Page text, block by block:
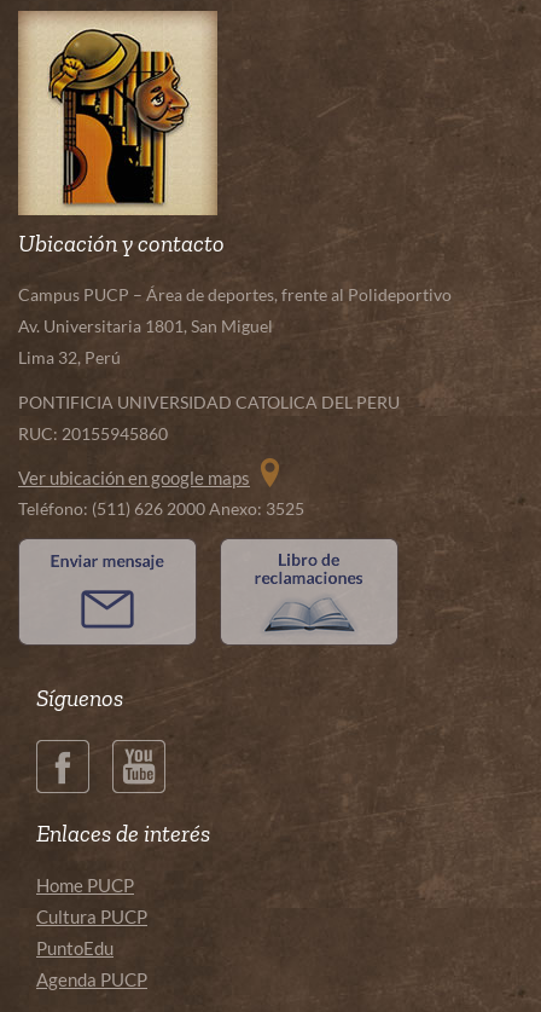
Ubicación y contacto
Campus PUCP – Área de deportes, frente al Polideportivo
Av. Universitaria 1801, San Miguel
Lima 32, Perú
PONTIFICIA UNIVERSIDAD CATOLICA DEL PERU
RUC: 20155945860
Ver ubicación en google maps
Teléfono: (511) 626 2000 Anexo: 3525
Síguenos
Enlaces de interés
Home PUCP
Cultura PUCP
PuntoEdu
Agenda PUCP